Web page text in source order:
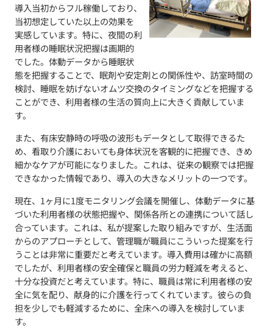
導入当初からフル稼働しており、
当初想定していた以上の効果を
実感しています。特に、夜間の利
用者様の睡眠状況把握は画期的
でした。体動データから睡眠状
態を把握することで、眠剤や安定剤との関係性や、訪室時間の
検討、睡眠を妨げないオムツ交換のタイミングなどを把握する
ことができ、利用者様の生活の質向上に大きく貢献していま
す。
また、有床安静時の呼吸の波形もデータとして取得できるた
め、看取り介護においても身体状況を客観的に把握でき、きめ
細かなケアが可能になりました。これは、従来の観察では把握
できなかった情報であり、導入の大きなメリットの一つです。
現在、1ヶ月に1度モニタリング会議を開催し、体動データに基
づいた利用者様の状態把握や、関係各所との連携について話し
合っています。これは、私が提案した取り組みですが、生活面
からのアプローチとして、管理職が職員にこういった提案を行
うことは非常に重要だと考えています。導入費用は確かに高額
でしたが、利用者様の安全確保と職員の労力軽減を考えると、
十分な投資だと考えています。特に、職員は常に利用者様の安
全に気を配り、献身的に介護を行ってくれています。彼らの負
担を少しでも軽減するために、全床への導入を検討していま
す。